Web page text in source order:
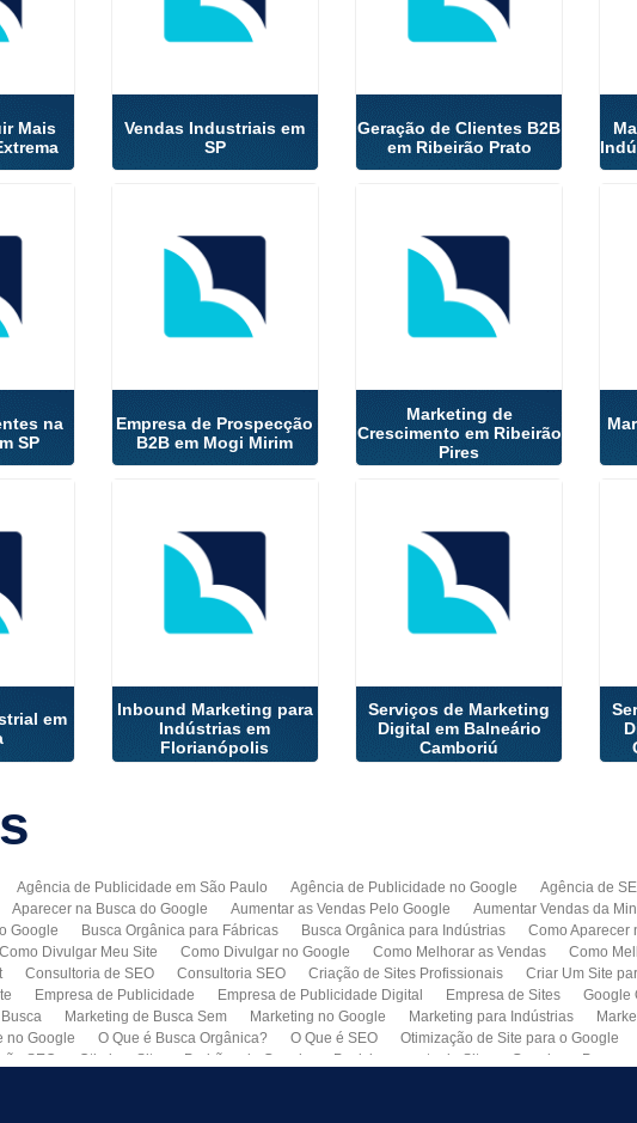
Mais
Vendas Industriais em
SP
Geração de Clientes B2B
em Ribeirão Prato
na
SP
Empresa de Prospecção
B2B em Mogi Mirim
Marketing de
Crescimento em Ribeirão
Pires
em
Inbound Marketing para
Indústrias em
Florianópolis
Serviços de Marketing
Digital em Balneário
Camboriú
Agência de Publicidade em São Paulo Agência de Publicidade no Google Agência de
Aparecer na Busca do Google Aumentar as Vendas Pelo Google Aumentar Vendas da
Google Busca Orgânica para Fábricas Busca Orgânica para Indústrias Como Aparecer
Como Divulgar Meu Site Como Divulgar no Google Como Melhorar as Vendas
Como
Consultoria de SEO Consultoria SEO Criação de Sites Profissionais Criar Um Site
Empresa de Publicidade Empresa de Publicidade Digital Empresa de Sites Google
Marketing de Busca Sem Marketing no Google Marketing para Indústrias
no Google O Que é Busca Orgânica? O Que é SEO Otimização de Site para o Google
SEO Otimizar Site Padrões do Google Posicionamento de Site no Google